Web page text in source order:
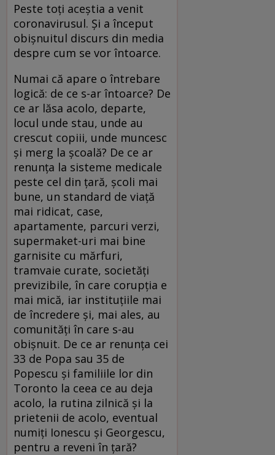
Peste toți aceștia a venit
coronavirusul. Și a început
obișnuitul discurs din media
despre cum se vor întoarce.
Numai că apare o întrebare
logică: de ce s-ar întoarce? De
ce ar lăsa acolo, departe,
locul unde stau, unde au
crescut copiii, unde muncesc
și merg la școală? De ce ar
renunța la sisteme medicale
peste cel din țară, școli mai
bune, un standard de viață
mai ridicat, case,
apartamente, parcuri verzi,
supermaket-uri mai bine
garnisite cu mărfuri,
tramvaie curate, societăți
previzibile, în care corupția e
mai mică, iar instituțiile mai
de încredere și, mai ales, au
comunități în care s-au
obișnuit. De ce ar renunța cei
33 de Popa sau 35 de
Popescu și familiile lor din
Toronto la ceea ce au deja
acolo, la rutina zilnică și la
prietenii de acolo, eventual
numiți Ionescu și Georgescu,
pentru a reveni în țară?